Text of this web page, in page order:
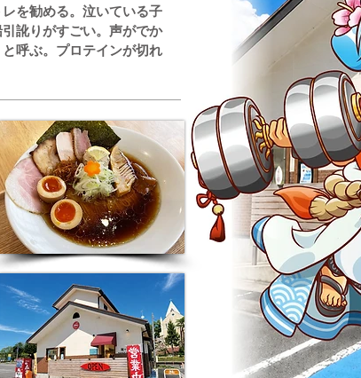
を勧める。泣いている子
訛りがすごい。声がでか
呼ぶ。プロテインが切れ